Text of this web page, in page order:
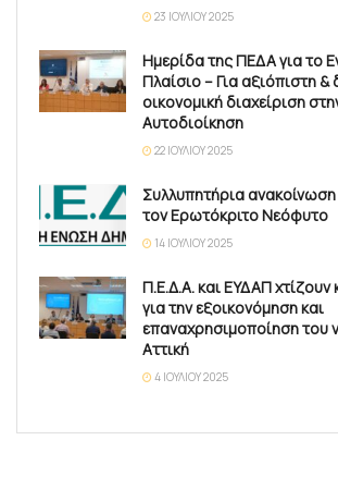
23 ΙΟΥΛΊΟΥ 2025
Ημερίδα της ΠΕΔΑ για το
Πλαίσιο – Για αξιόπιστη
οικονομική διαχείριση
Αυτοδιοίκηση
22 ΙΟΥΛΊΟΥ 2025
Συλλυπητήρια
τον Ερωτόκριτο Νεόφυτο
14 ΙΟΥΛΊΟΥ 2025
Π.Ε.Δ.Α. και ΕΥΔΑΠ χτίζουν
για την εξοικονόμηση και
επαναχρησιμοποίηση του
Αττική
4 ΙΟΥΛΊΟΥ 2025